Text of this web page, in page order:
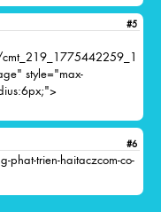
#5
style="max-
#6
trien-haitaczcom-co-